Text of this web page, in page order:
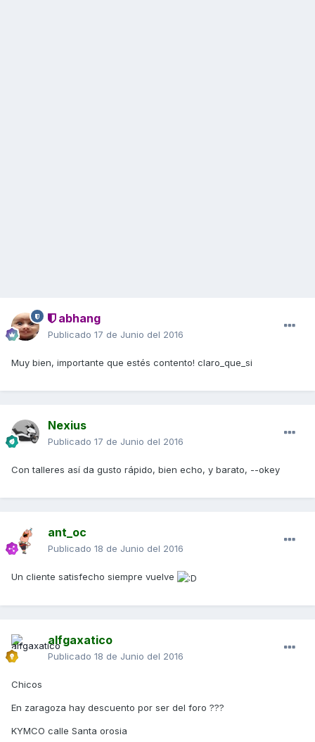
abhang
Publicado 17 de Junio del 2016
Muy bien, importante que estés contento! claro_que_si
Nexius
Publicado 17 de Junio del 2016
Con talleres así da gusto rápido, bien echo, y barato, --okey
ant_oc
Publicado 18 de Junio del 2016
Un cliente satisfecho siempre vuelve
alfgaxatico
Publicado 18 de Junio del 2016
Chicos
En zaragoza hay descuento por ser del foro ???
KYMCO calle Santa orosia